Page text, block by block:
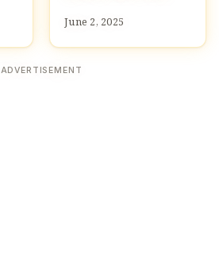
June 2, 2025
ADVERTISEMENT